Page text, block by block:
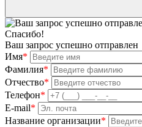
Спасибо!
Ваш запрос успешно отправлен
Имя*
Фамилия*
Отчество*
Телефон*
E-mail*
Название организации*